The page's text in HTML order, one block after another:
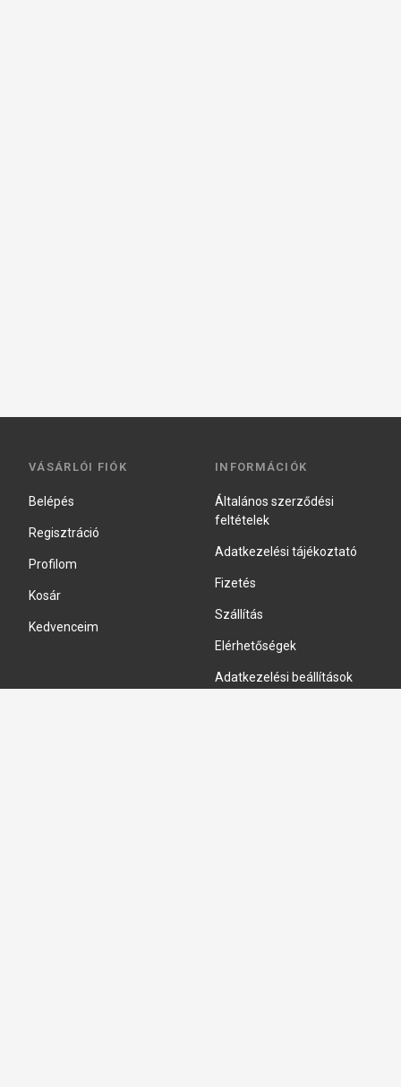
VÁSÁRLÓI FIÓK
Belépés
Regisztráció
Profilom
Kosár
Kedvenceim
INFORMÁCIÓK
Általános szerződési
feltételek
Adatkezelési tájékoztató
Fizetés
Szállítás
Elérhetőségek
Adatkezelési beállítások